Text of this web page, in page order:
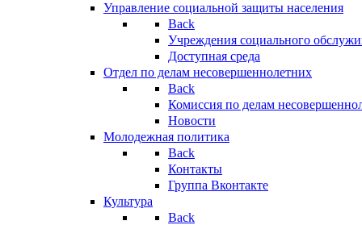
Управление социальной защиты населения
Back
Учреждения социального
Доступная среда
Отдел по делам несовершеннолетних
Back
Комиссия по делам
Новости
Молодежная политика
Back
Контакты
Группа Вконтакте
Культура
Back